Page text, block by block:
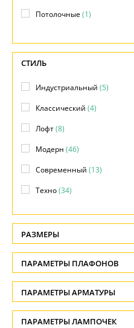
Потолочные(1)
Фасадные(22)
СТИЛЬ
Индустриальный (5)
Классический (4)
Лофт(8)
Модерн (46)
Современный (13)
Техно(34)
РАЗМЕРЫ
Высота, см
-
Глубина, см
-
ПАРАМЕТРЫ ПЛАФОНОВ
ФОРМА ПЛАФОНА
Декоративный(6)
ПАРАМЕТРЫ АРМАТУРЫ
ЦВЕТ АРМАТУРЫ
ПАРАМЕТРЫ ЛАМПОЧЕК